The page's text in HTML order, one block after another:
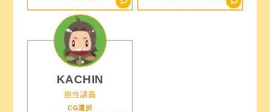
KACHIN
担当講義
CG選択